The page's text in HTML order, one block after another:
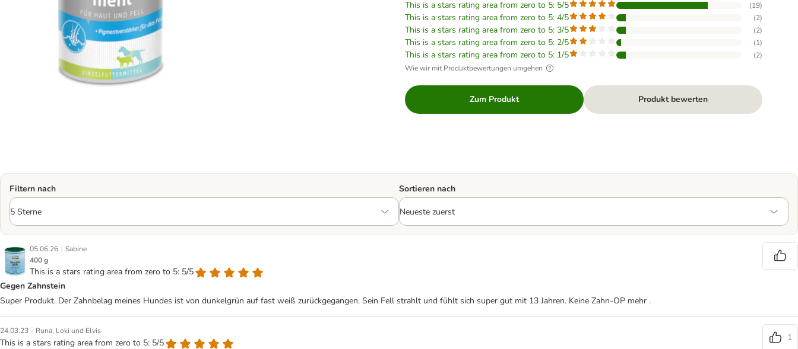
This is a stars rating area from zero to 5: 5/5 (19)
This is a stars rating area from zero to 5: 4/5 (2)
This is a stars rating area from zero to 5: 3/5 (2)
This is a stars rating area from zero to 5: 2/5 (1)
This is a stars rating area from zero to 5: 1/5 (2)
Wie wir mit Produktbewertungen umgehen
Zum Produkt Produkt bewerten
Filtern nach Sortieren nach
05.06.26 | Sabine
400 g
This is a stars rating area from zero to 5: 5/5
Gegen Zahnstein
Super Produkt. Der Zahnbelag meines Hundes ist von dunkelgrün auf fast weiß zurückgegangen. Sein Fell strahlt und fühlt sich super gut mit 13 Jahren. Keine Zahn-OP mehr .
24.03.23 | Runa, Loki und Elvis
This is a stars rating area from zero to 5: 5/5
1